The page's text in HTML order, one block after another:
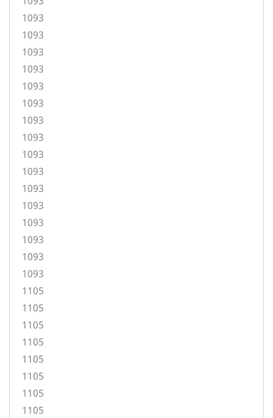
1093
1093
1093
1093
1093
1093
1093
1093
1093
1093
1093
1093
1093
1093
1093
1093
1105
1105
1105
1105
1105
1105
1105
1105